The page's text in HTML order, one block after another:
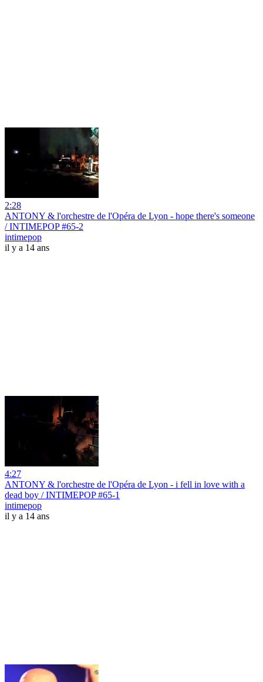
2:28
ANTONY & l'orchestre de l'Opéra de Lyon - hope there's someone
/ INTIMEPOP #65-2
intimepop
il y a 14 ans
4:27
ANTONY & l'orchestre de l'Opéra de Lyon - i fell in love with a
dead boy / INTIMEPOP #65-1
intimepop
il y a 14 ans